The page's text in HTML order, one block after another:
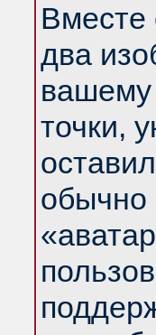
Вместе
два
вашему
точки,
обычно